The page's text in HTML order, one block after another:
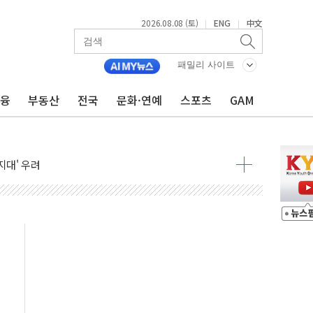
2026.08.08 (토) | ENG | 中文
패밀리 사이트
부동산 전국 문화·연예 스포츠 GAM
"
래 격차 확대'